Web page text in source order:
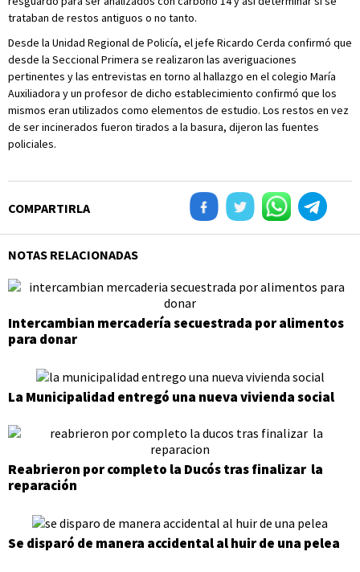
trataban de restos antiguos o no tanto.
Desde la Unidad Regional de Policía, el jefe Ricardo Cerda confirmó que
desde la Seccional Primera se realizaron las averiguaciones
pertinentes y las entrevistas en torno al hallazgo en el colegio María
Auxiliadora y un profesor de dicho establecimiento confirmó que los
mismos eran utilizados como elementos de estudio. Los restos en vez
de ser incinerados fueron tirados a la basura, dijeron las fuentes
policiales.
COMPARTIRLA
NOTAS RELACIONADAS
Intercambian mercadería secuestrada por alimentos
para donar
La Municipalidad entregó una nueva vivienda social
Reabrieron por completo la Ducós tras finalizar la
reparación
Se disparó de manera accidental al huir de una pelea